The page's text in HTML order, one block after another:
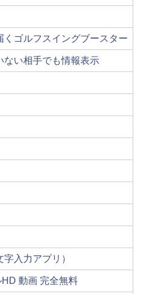
ゴルフスイングブースター
ない相手でも情報表示
入力アプリ）
動画 完全無料